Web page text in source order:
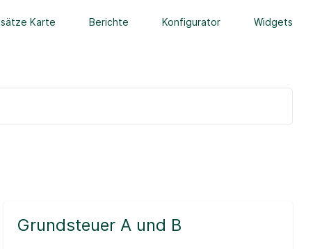
Karte Berichte Konfigurator Widgets
Grundsteuer A und B